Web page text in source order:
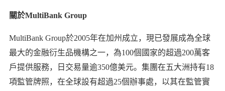
關於MultiBank Group
MultiBank Group於2005年在加州成立，現已發展成為全球
最大的金融衍生品機構之一，為100個國家的超過200萬客
戶提供服務，日交易量逾350億美元。集團在五大洲持有18
項監管牌照，在全球設有超過25個辦事處，以其在監管實